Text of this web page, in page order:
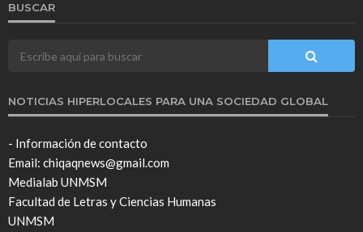
BUSCAR
NOTICIAS HIPERLOCALES PARA UNA SOCIEDAD GLOBAL
- Información de contacto
Email: chiqaqnews@gmail.com
Medialab UNMSM
Facultad de Letras y Ciencias Humanas
UNMSM